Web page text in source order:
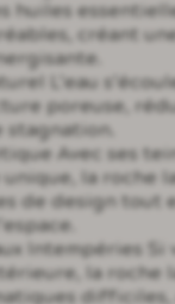
huiles
créant
L’eau
poreuse,
stagnation.
Avec ses
la roche
de design tout
Intempéries Si
la roche
difficiles,